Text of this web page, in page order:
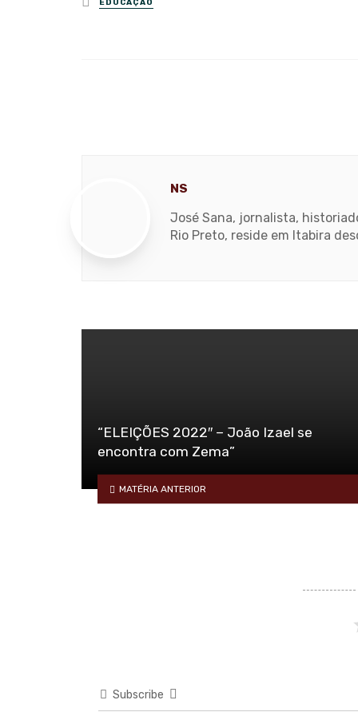
in
EDUCAÇÃO
NS
José Sana, jornalista,
Rio Preto, reside em Itabira
“ELEIÇÕES 2022″ – João Izael se
encontra com Zema”
MATÉRIA ANTERIOR
Subscribe